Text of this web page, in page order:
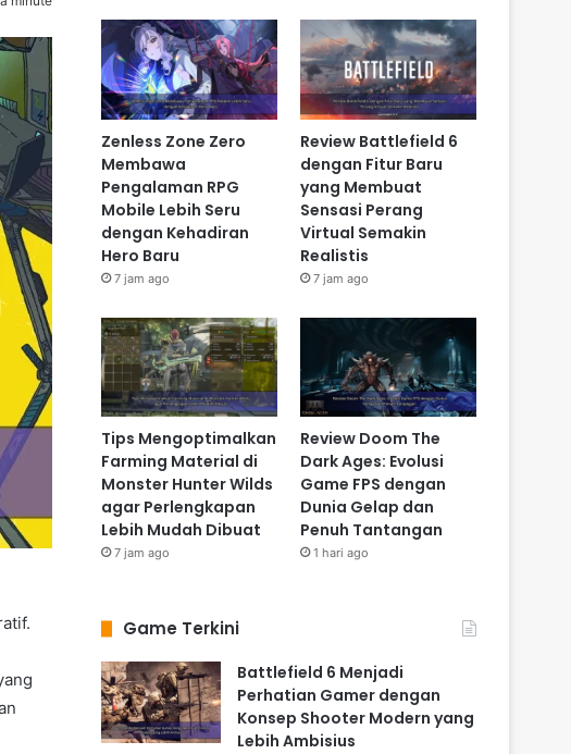
Zenless Zone Zero
Membawa
Pengalaman RPG
Mobile Lebih Seru
dengan Kehadiran
Hero Baru
7 jam ago
Review Battlefield 6
dengan Fitur Baru
yang Membuat
Sensasi Perang
Virtual Semakin
Realistis
7 jam ago
Tips Mengoptimalkan
Farming Material di
Monster Hunter Wilds
agar Perlengkapan
Lebih Mudah Dibuat
7 jam ago
Review Doom The
Dark Ages: Evolusi
Game FPS dengan
Dunia Gelap dan
Penuh Tantangan
1 hari ago
Game Terkini
Battlefield 6 Menjadi
Perhatian Gamer dengan
Konsep Shooter Modern yang
Lebih Ambisius